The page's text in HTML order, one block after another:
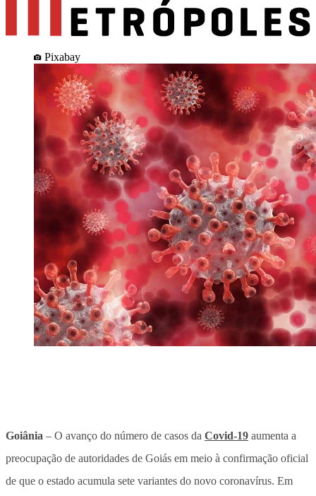
Pixabay
Goiânia – O avanço do número de casos da Covid-19 aumenta a
preocupação de autoridades de Goiás em meio à confirmação oficial
de que o estado acumula sete variantes do novo coronavírus. Em